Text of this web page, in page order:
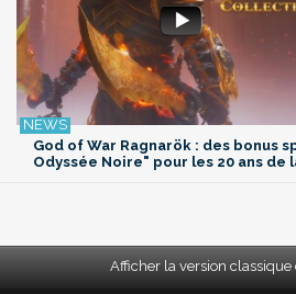
God of War Ragnarök : des bonus
Odyssée Noire" pour les 20 ans de
Afficher la version classique